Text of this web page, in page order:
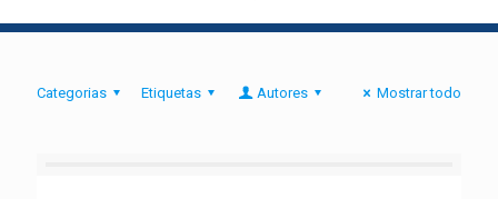
Categorias Etiquetas Autores Mostrar todo